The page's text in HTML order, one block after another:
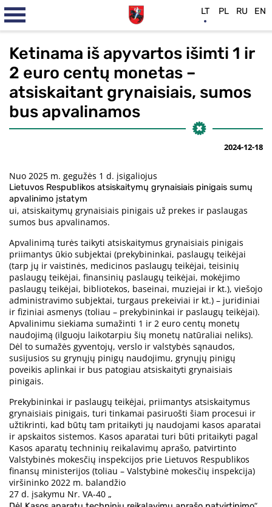
Ketinama iš apyvartos išimti 1 ir
2 euro centų monetas –
atsiskaitant grynaisiais, sumos
bus apvalinamos
2024-12-18
Nuo 2025 m. gegužės 1 d. įsigaliojus
Lietuvos Respublikos atsiskaitymų grynaisiais pinigais sumų
apvalinimo įstatym
ui, atsiskaitymų grynaisiais pinigais už prekes ir paslaugas
sumos bus apvalinamos.
Apvalinimą turės taikyti atsiskaitymus grynaisiais pinigais
priimantys ūkio subjektai (prekybininkai, paslaugų teikėjai
(tarp jų ir vaistinės, medicinos paslaugų teikėjai, teisinių
paslaugų teikėjai, finansinių paslaugų teikėjai, mokėjimo
paslaugų teikėjai, bibliotekos, baseinai, muziejai ir kt.), viešojo
administravimo subjektai, turgaus prekeiviai ir kt.) – juridiniai
ir fiziniai asmenys (toliau – prekybininkai ir paslaugų teikėjai).
Apvalinimu siekiama sumažinti 1 ir 2 euro centų monetų
naudojimą (ilguoju laikotarpiu šių monetų natūraliai neliks).
Dėl to sumažės gyventojų, verslo ir valstybės sąnaudos,
susijusios su grynųjų pinigų naudojimu, grynųjų pinigų
poveikis aplinkai ir bus patogiau atsiskaityti grynaisiais
pinigais.
Prekybininkai ir paslaugų teikėjai, priimantys atsiskaitymus
grynaisiais pinigais, turi tinkamai pasiruošti šiam procesui ir
užtikrinti, kad būtų tam pritaikyti jų naudojami kasos aparatai
ir apskaitos sistemos. Kasos aparatai turi būti pritaikyti pagal
Kasos aparatų techninių reikalavimų aprašo, patvirtinto
Valstybinės mokesčių inspekcijos prie Lietuvos Respublikos
finansų ministerijos (toliau – Valstybinė mokesčių inspekcija)
viršininko 2022 m. balandžio
27 d. įsakymu Nr. VA-40 „
LT PL RU EN